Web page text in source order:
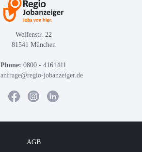
Welfenstr. 22
81541 München
Phone: 0800 - 4161411
anfrage@regio-jobanzeiger.de
AGB